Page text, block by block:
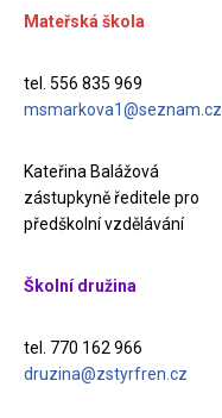
Mateřská škola
tel. 556 835 969
msmarkova1@seznam.cz
Kateřina Balážová
zástupkyně ředitele pro
předškolní vzdělávání
Školní družina
tel. 770 162 966
druzina@zstyrfren.cz